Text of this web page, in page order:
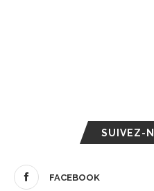
SUIVEZ-
FACEBOOK